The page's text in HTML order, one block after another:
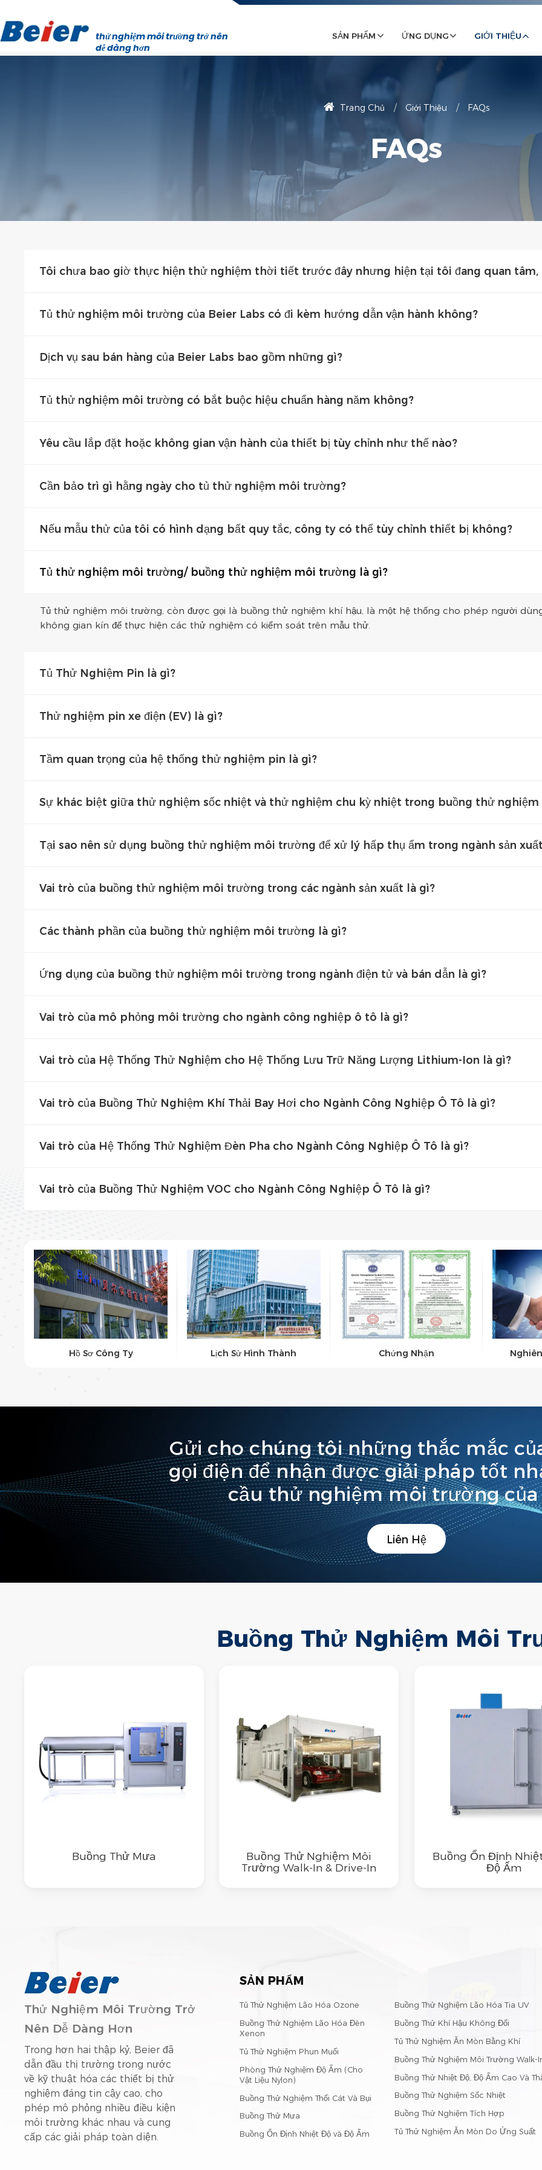
thử nghiệm môi trường trở nên
dễ dàng hơn
SẢN PHẨM ỨNG DỤNG GIỚI THIỆU
Trang Chủ Giới Thiệu FAQs
FAQs
Tôi chưa bao giờ thực hiện thử nghiệm thời tiết trước đây nhưng hiện tại tôi đang quan tâm,
Tủ thử nghiệm môi trường của Beier Labs có đi kèm hướng dẫn vận hành không?
Dịch vụ sau bán hàng của Beier Labs bao gồm những gì?
Tủ thử nghiệm môi trường có bắt buộc hiệu chuẩn hàng năm không?
Yêu cầu lắp đặt hoặc không gian vận hành của thiết bị tùy chỉnh như thế nào?
Cần bảo trì gì hằng ngày cho tủ thử nghiệm môi trường?
Nếu mẫu thử của tôi có hình dạng bất quy tắc, công ty có thể tùy chỉnh thiết bị không?
Tủ thử nghiệm môi trường/ buồng thử nghiệm môi trường là gì?
Tủ thử nghiệm môi trường, còn được gọi là buồng thử nghiệm khí hậu, là một hệ thống cho phép người
không gian kín để thực hiện các thử nghiệm có kiểm soát trên mẫu thử.
Tủ Thử Nghiệm Pin là gì?
Thử nghiệm pin xe điện (EV) là gì?
Tầm quan trọng của hệ thống thử nghiệm pin là gì?
Sự khác biệt giữa thử nghiệm sốc nhiệt và thử nghiệm chu kỳ nhiệt trong buồng thử
Tại sao nên sử dụng buồng thử nghiệm môi trường để xử lý hấp thụ ẩm trong ngành sản
Vai trò của buồng thử nghiệm môi trường trong các ngành sản xuất là gì?
Các thành phần của buồng thử nghiệm môi trường là gì?
Ứng dụng của buồng thử nghiệm môi trường trong ngành điện tử và bán dẫn là gì?
Vai trò của mô phỏng môi trường cho ngành công nghiệp ô tô là gì?
Vai trò của Hệ Thống Thử Nghiệm cho Hệ Thống Lưu Trữ Năng Lượng Lithium-Ion là gì?
Vai trò của Buồng Thử Nghiệm Khí Thải Bay Hơi cho Ngành Công Nghiệp Ô Tô là gì?
Vai trò của Hệ Thống Thử Nghiệm Đèn Pha cho Ngành Công Nghiệp Ô Tô là gì?
Vai trò của Buồng Thử Nghiệm VOC cho Ngành Công Nghiệp Ô Tô là gì?
Hồ Sơ Công Ty Lịch Sử Hình Thành Chứng Nhận
Gửi cho chúng tôi những thắc mắc
gọi điện để nhận được giải pháp tốt
cầu thử nghiệm môi trường của
Liên Hệ
Buồng Thử Nghiệm Môi
Buồng Thử Mưa
Buồng Thử Nghiệm Môi
Trường Walk-In & Drive-In
Buồng Ổn Định
Độ Ẩm
Thử Nghiệm Môi Trường Trở
Nên Dễ Dàng Hơn
Trong hơn hai thập kỷ, Beier đã
dẫn đầu thị trường trong nước
về kỹ thuật hóa các thiết bị thử
nghiệm đáng tin cậy cao, cho
phép mô phỏng nhiều điều kiện
môi trường khác nhau và cung
cấp các giải pháp toàn diện.
SẢN PHẨM
Tủ Thử Nghiệm Lão Hóa Ozone
Buồng Thử Nghiệm Lão Hóa Đèn
Xenon
Tủ Thử Nghiệm Phun Muối
Phòng Thử Nghiệm Độ Ẩm (Cho
Vật Liệu Nylon)
Buồng Thử Nghiệm Thổi Cát Và Bụi
Buồng Thử Mưa
Buồng Ổn Định Nhiệt Độ và Độ Ẩm
Buồng Thử Nghiệm Lão Hóa Tia UV
Buồng Thử Khí Hậu Không Đổi
Tủ Thử Nghiệm Ăn Mòn Bằng Khí
Buồng Thử Nghiệm Môi Trường Walk-
Buồng Thử Nhiệt Độ, Độ Ẩm Cao Và
Buồng Thử Nghiệm Sốc Nhiệt
Buồng Thử Nghiệm Tích Hợp
Tủ Thử Nghiệm Ăn Mòn Do Ứng Suất